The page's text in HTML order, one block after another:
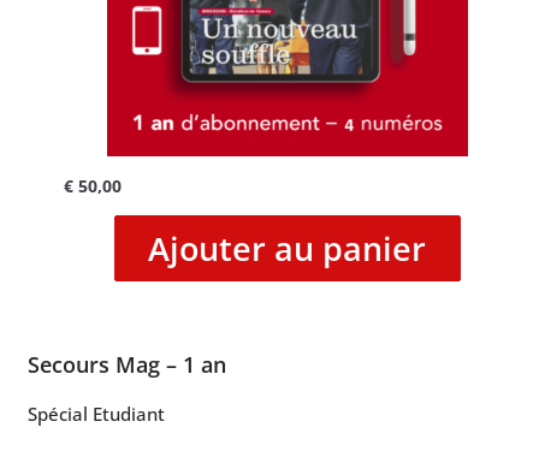
€50,00
Ajouter au panier
Secours Mag – 1 an
Spécial Etudiant